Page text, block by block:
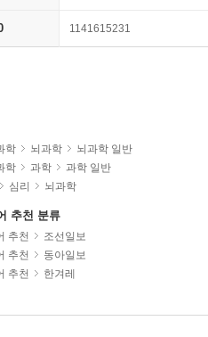
1141615231
학 뇌과학
뇌과학 일반
학 과학
과학 일반
심리 뇌과학
추천 분류
추천
조선일보
추천
동아일보
추천 한겨레